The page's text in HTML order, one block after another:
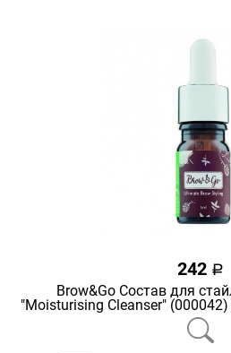
242 a
Brow&Go Состав для
"Moisturising Cleanser"